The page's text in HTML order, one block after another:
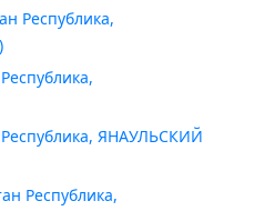
Республика,
ЯНАУЛЬСКИЙ
Республика,